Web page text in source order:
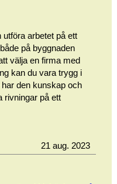
arbetet på ett
på byggnaden
välja en firma med
kan du vara trygg i
den kunskap och
rivningar på ett
21 aug. 2023